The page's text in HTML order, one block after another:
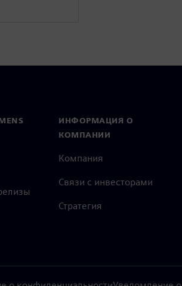
ИНФОРМАЦИЯ О
КОМПАНИИ
Компания
Связи с инвесторами
Стратегия